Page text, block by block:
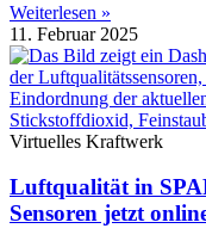
Weiterlesen »
11. Februar 2025
Virtuelles Kraftwerk
Luftqualität in
Sensoren jetzt